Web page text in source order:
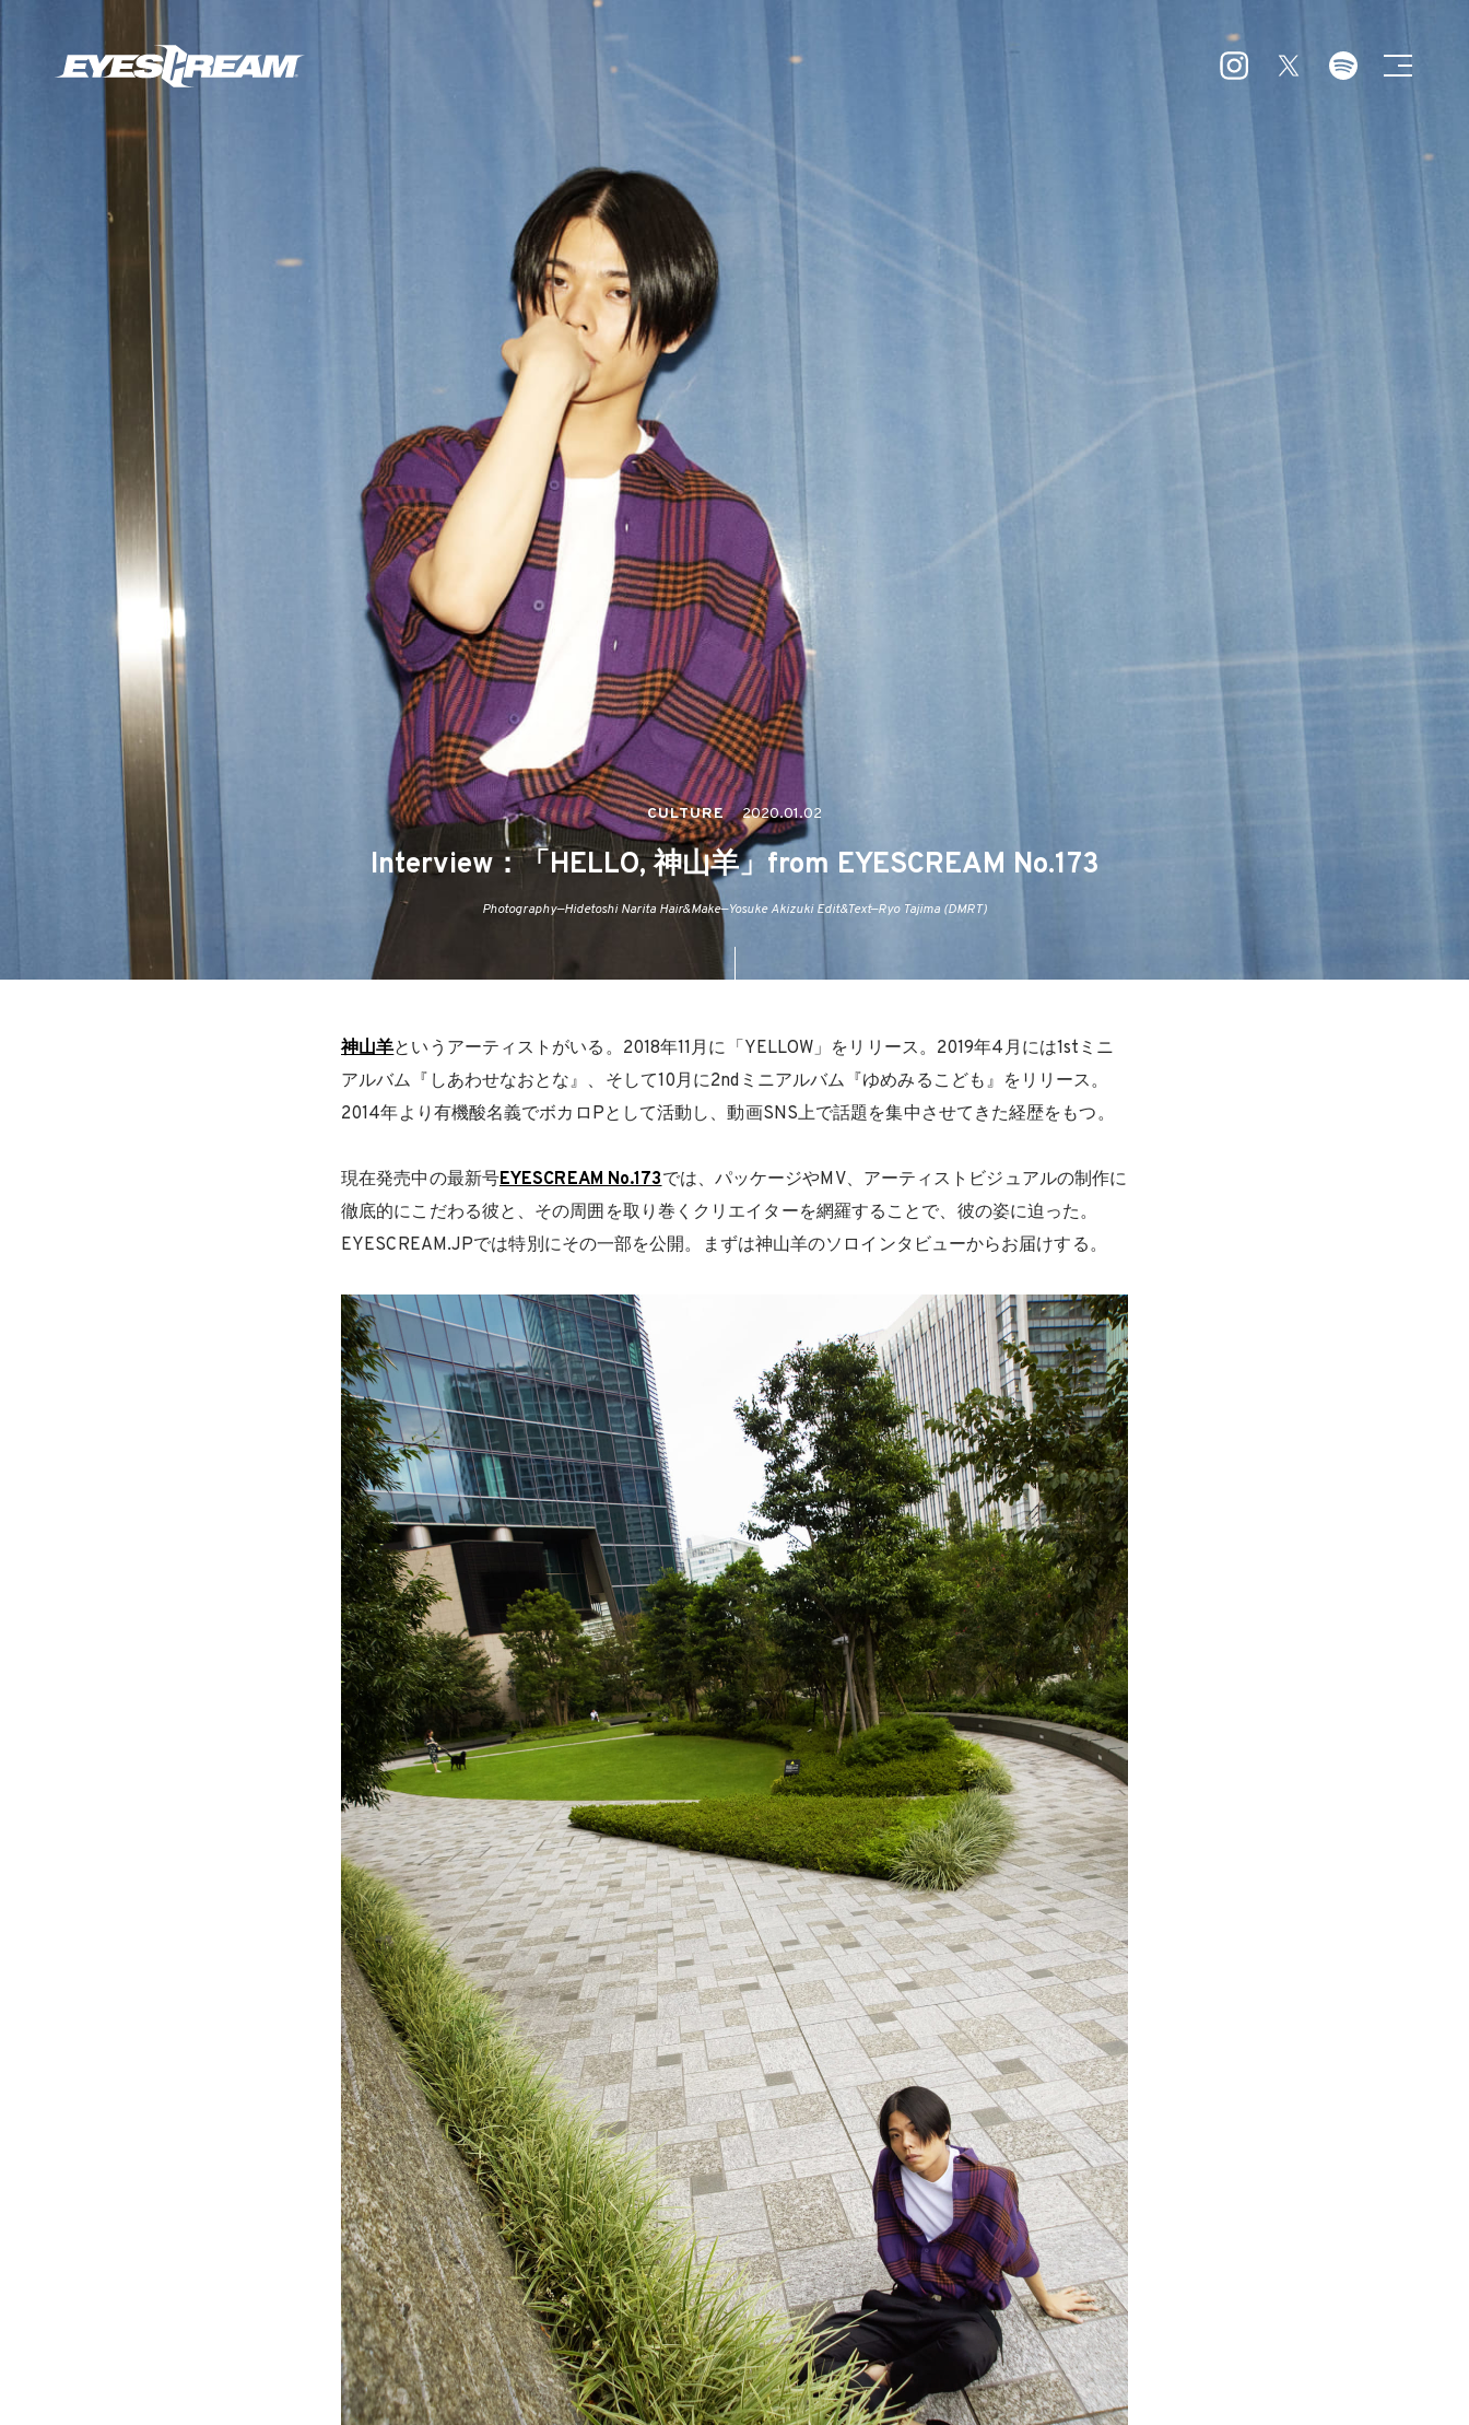
CULTURE 2020.01.02
Interview：「HELLO, 神山羊」from EYESCREAM No.173
Photography—Hidetoshi Narita Hair&Make—Yosuke Akizuki Edit&Text—Ryo Tajima (DMRT)
神山羊というアーティストがいる。2018年11月に「YELLOW」をリリース。2019年4月には1stミニ
アルバム『しあわせなおとな』、そして10月に2ndミニアルバム『ゆめみるこども』をリリース。
2014年より有機酸名義でボカロPとして活動し、動画SNS上で話題を集中させてきた経歴をもつ。
現在発売中の最新号EYESCREAM No.173では、パッケージやMV、アーティストビジュアルの制作に
徹底的にこだわる彼と、その周囲を取り巻くクリエイターを網羅することで、彼の姿に迫った。
EYESCREAM.JPでは特別にその一部を公開。まずは神山羊のソロインタビューからお届けする。